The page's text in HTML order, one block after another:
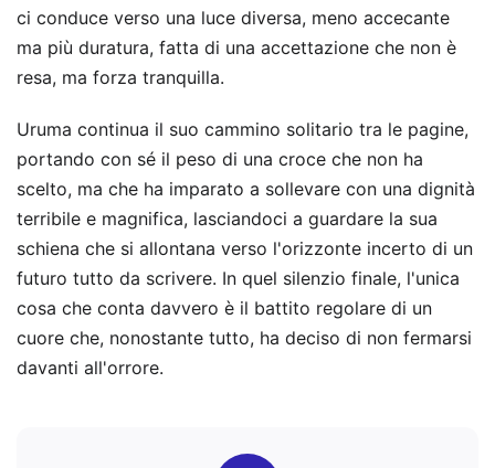
ci conduce verso una luce diversa, meno accecante
ma più duratura, fatta di una accettazione che non è
resa, ma forza tranquilla.
Uruma continua il suo cammino solitario tra le pagine,
portando con sé il peso di una croce che non ha
scelto, ma che ha imparato a sollevare con una dignità
terribile e magnifica, lasciandoci a guardare la sua
schiena che si allontana verso l'orizzonte incerto di un
futuro tutto da scrivere. In quel silenzio finale, l'unica
cosa che conta davvero è il battito regolare di un
cuore che, nonostante tutto, ha deciso di non fermarsi
davanti all'orrore.